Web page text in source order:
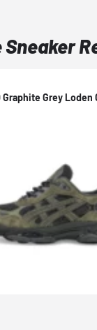
Grey Loden